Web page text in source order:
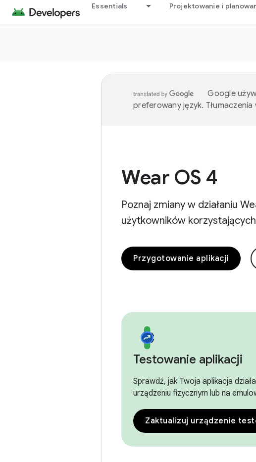
Essentials Projektowanie i
Google
preferowany język.
Wear OS 4
Poznaj zmiany w działaniu
użytkowników
Przygotowanie aplikacji
Testowanie aplikacji
Sprawdź, jak Twoja aplikacja
urządzeniu fizycznym lub na
Zaktualizuj urządzenie